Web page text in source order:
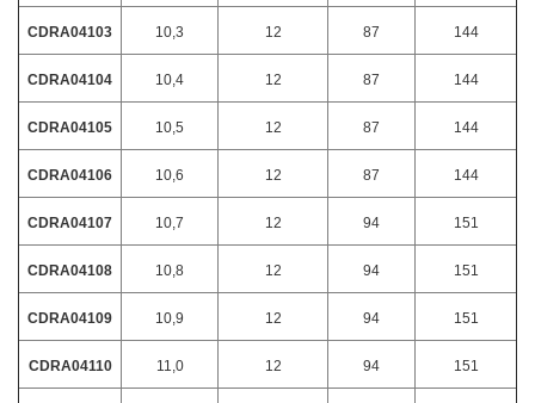
CDRA04103 10,3 12 87 144
CDRA04104 10,4 12 87 144
CDRA04105 10,5 12 87 144
CDRA04106 10,6 12 87 144
CDRA04107 10,7 12 94 151
CDRA04108 10,8 12 94 151
CDRA04109 10,9 12 94 151
CDRA04110 11,0 12 94 151